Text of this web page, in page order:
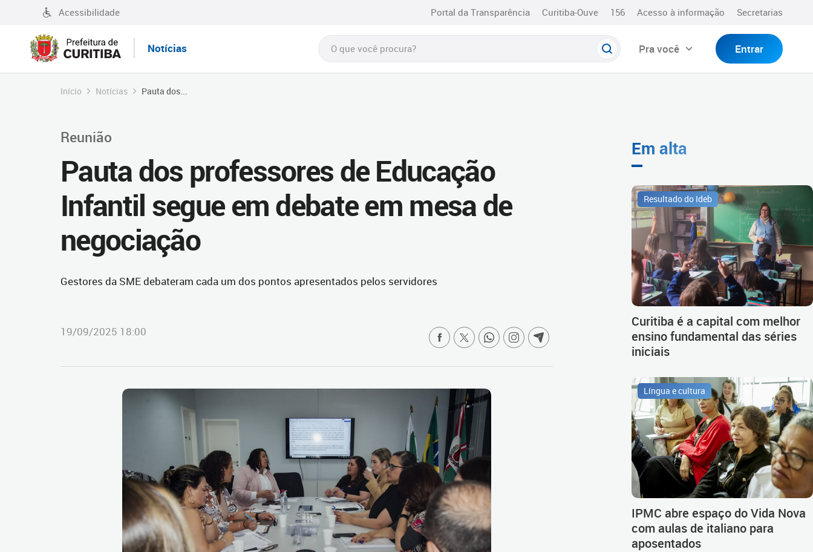
Acessibilidade Portal da Transparência Curitiba-Ouve 156 Acesso à informação Secretarias
Notícias Pra você Entrar
Início Notícias Pauta dos...
Reunião
Pauta dos professores de Educação
Infantil segue em debate em mesa de
negociação
Gestores da SME debateram cada um dos pontos apresentados pelos servidores
19/09/2025 18:00
Em alta
Resultado do Ideb
Curitiba é a capital com melhor
ensino fundamental das séries
iniciais
Língua e cultura
IPMC abre espaço do Vida Nova
com aulas de italiano para
aposentados